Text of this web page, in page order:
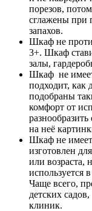
порезов,
сглажены при
запахов.
Шкаф не
3+. Шкаф
залы,
Шкаф не
подходит, как
подобраны
комфорт от
на неё
Шкаф не
изготовлен
или возраста,
используется
Чаще всего,
детских
клиник.